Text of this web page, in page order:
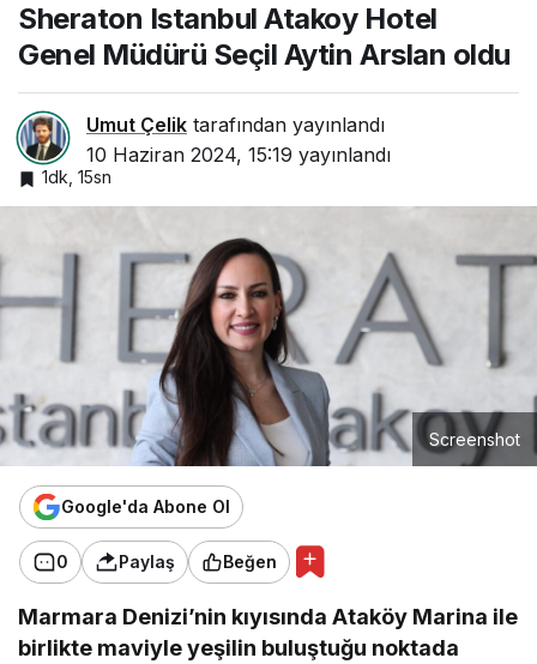
Aytin Arslan oldu
Sheraton Istanbul Atakoy Hotel
Genel Müdürü Seçil Aytin Arslan oldu
Umut Çelik tarafından yayınlandı
10 Haziran 2024, 15:19 yayınlandı
1dk, 15sn
Screenshot
Google'da Abone Ol
0 Paylaş Beğen
Marmara Denizi’nin kıyısında Ataköy Marina ile
birlikte maviyle yeşilin buluştuğu noktada